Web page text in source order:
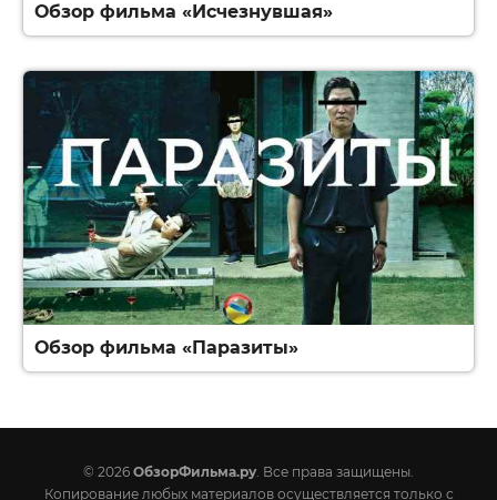
Обзор фильма «Исчезнувшая»
Обзор фильма «Паразиты»
© 2026 ОбзорФильма.ру. Все права защищены.
Копирование любых материалов осуществляется только с